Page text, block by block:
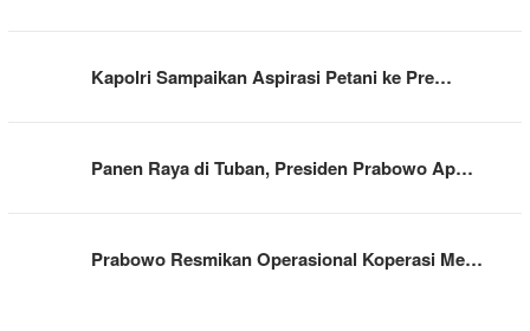
Kapolri Sampaikan Aspirasi Petani ke Pre…
Panen Raya di Tuban, Presiden Prabowo Ap…
Prabowo Resmikan Operasional Koperasi Me…